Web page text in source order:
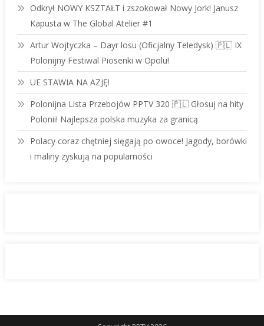
Odkrył NOWY KSZTAŁT i zszokował Nowy Jork! Janusz
Kapusta w The Global Atelier #1
Artur Wojtyczka – Dayr losu (Oficjalny Teledysk) 🇵🇱 IX
Polonijny Festiwal Piosenki w Opolu!
UE STAWIA NA AZJĘ!
Polonijna Lista Przebojów PPTV 320 🇵🇱 Głosuj na hity
Polonii! Najlepsza polska muzyka za granicą
Polacy coraz chętniej sięgają po owoce! Jagody, borówki
i maliny zyskują na popularności